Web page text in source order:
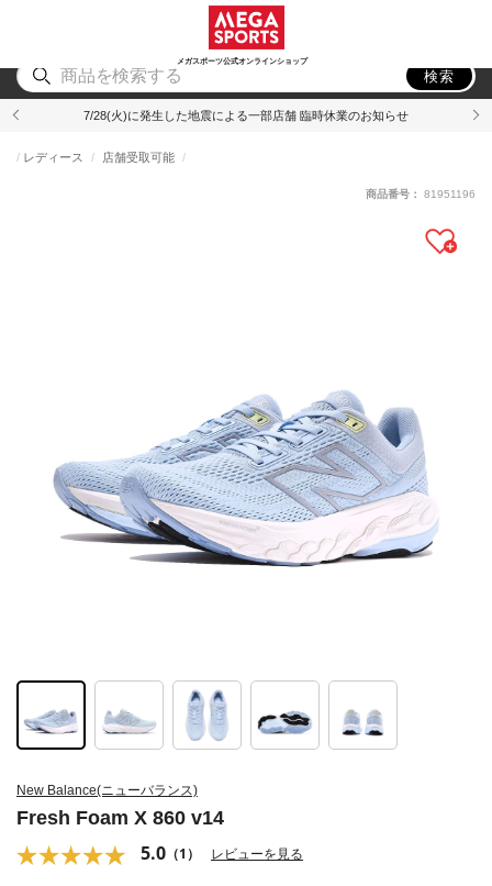
メガスポーツ公式オンラインショップ
アウトドア
検索
7/28(火)に発生した地震による一部店舗 臨時休業のお知らせ
New Balance(ニューバランス)
Fresh Foam X 860 v14
5.0 （1） レビューを見る
レディース 店舗受取可能
商品番号： 81951196